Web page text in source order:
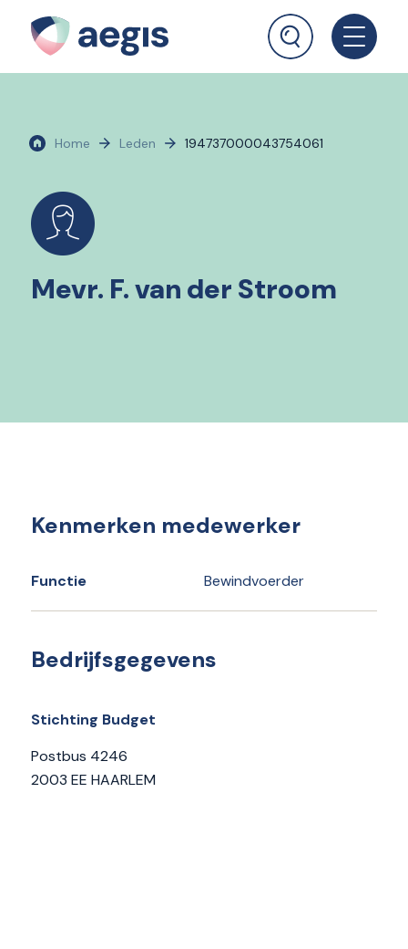
Home Leden 194737000043754061
Mevr. F. van der Stroom
Kenmerken medewerker
Functie Bewindvoerder
Bedrijfsgegevens
Stichting Budget
Postbus 4246
2003 EE HAARLEM